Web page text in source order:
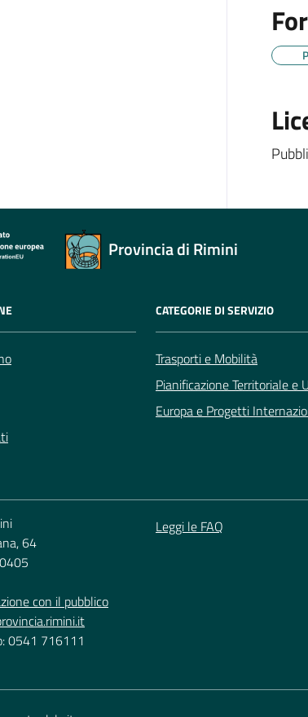
Provincia di Rimini
CATEGORIE DI SERVIZIO
Trasporti e Mobilità
Pianificazione Territoriale e
Europa e Progetti
64
con il pubblico
0541 716111
Leggi le FAQ